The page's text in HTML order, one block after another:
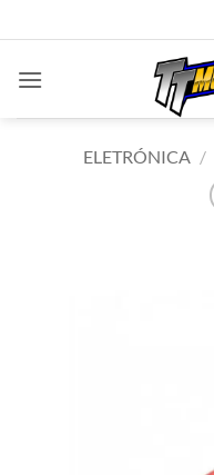
to
content
ELETRÓNICA /